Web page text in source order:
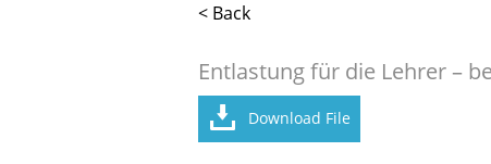
< Back
Entlastung für die Lehrer –
Download File